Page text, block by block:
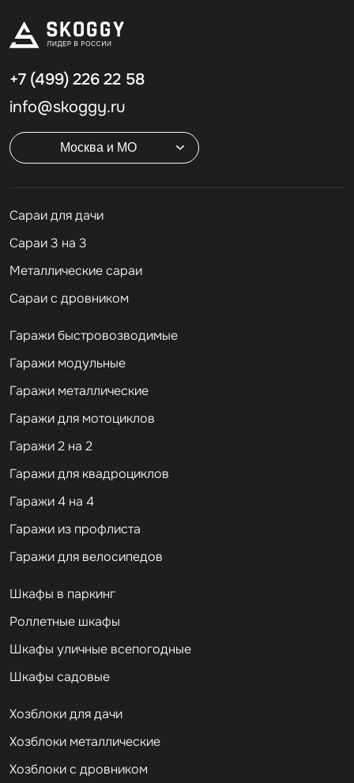
+7 (499) 226 22 58
info@skoggy.ru
Москва и МО
Cараи для дачи
Сараи 3 на 3
Металлические сараи
Сараи с дровником
Гаражи быстровозводимые
Гаражи модульные
Гаражи металлические
Гаражи для мотоциклов
Гаражи 2 на 2
Гаражи для квадроциклов
Гаражи 4 на 4
Гаражи из профлиста
Гаражи для велосипедов
Шкафы в паркинг
Роллетные шкафы
Шкафы уличные всепогодные
Шкафы садовые
Хозблоки для дачи
Хозблоки металлические
Хозблоки с дровником